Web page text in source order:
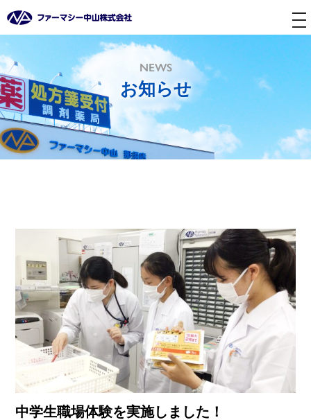
NEWS
お知らせ
中学生職場体験を実施しました！